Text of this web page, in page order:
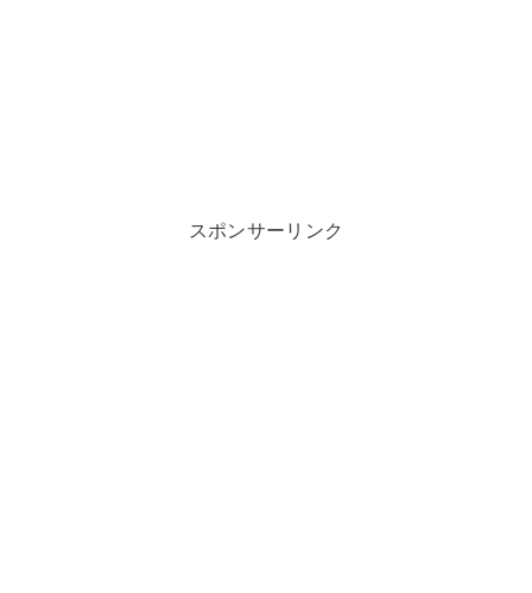
スポンサーリンク